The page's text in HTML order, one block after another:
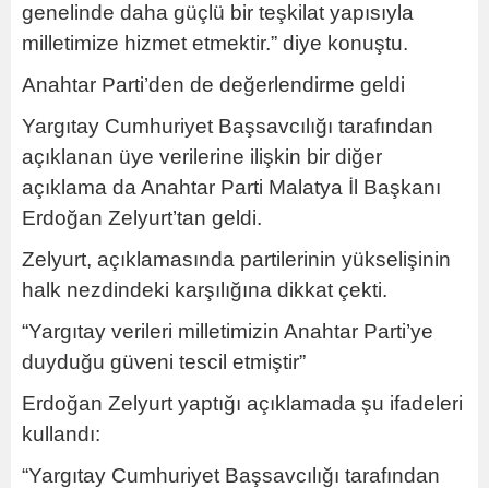
genelinde daha güçlü bir teşkilat yapısıyla
milletimize hizmet etmektir.” diye konuştu.
Anahtar Parti’den de değerlendirme geldi
Yargıtay Cumhuriyet Başsavcılığı tarafından
açıklanan üye verilerine ilişkin bir diğer
açıklama da Anahtar Parti Malatya İl Başkanı
Erdoğan Zelyurt’tan geldi.
Zelyurt, açıklamasında partilerinin yükselişinin
halk nezdindeki karşılığına dikkat çekti.
“Yargıtay verileri milletimizin Anahtar Parti’ye
duyduğu güveni tescil etmiştir”
Erdoğan Zelyurt yaptığı açıklamada şu ifadeleri
kullandı:
“Yargıtay Cumhuriyet Başsavcılığı tarafından